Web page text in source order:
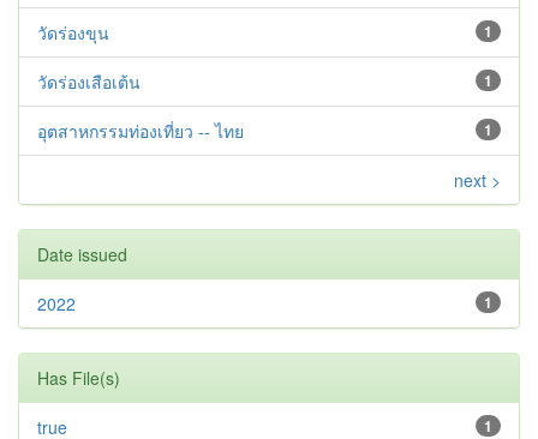
1
วัดร่องขุน
1
วัดร่องเสือเต้น
1
อุตสาหกรรมท่องเที่ยว -- ไทย
next >
Date issued
1
2022
Has File(s)
1
true